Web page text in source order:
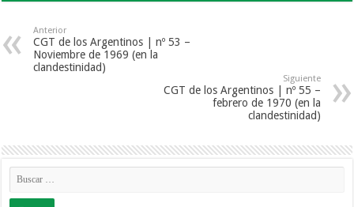
Anterior
CGT de los Argentinos | nº 53 –
Noviembre de 1969 (en la
clandestinidad)
Siguiente
CGT de los Argentinos | nº 55 –
febrero de 1970 (en la
clandestinidad)